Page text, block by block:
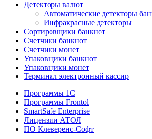
Детекторы валют
Автоматические детекторы
Инфракрасные детекторы
Сортировщики банкнот
Счетчики банкнот
Счетчики монет
Упаковщики банкнот
Упаковщики монет
Терминал электронный кассир
Программы 1C
Программы Frontol
SmartSafe Enterprise
Лицензии АТОЛ
ПО Клеверенс-Софт